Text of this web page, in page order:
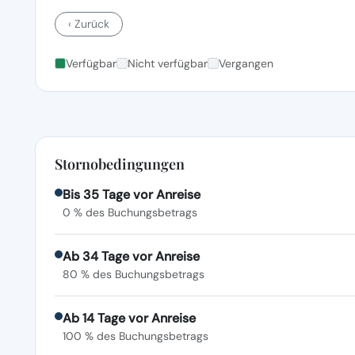
‹ Zurück
Verfügbar Nicht verfügbar Vergangen
Stornobedingungen
Bis 35 Tage vor Anreise
0 % des Buchungsbetrags
Ab 34 Tage vor Anreise
80 % des Buchungsbetrags
Ab 14 Tage vor Anreise
100 % des Buchungsbetrags